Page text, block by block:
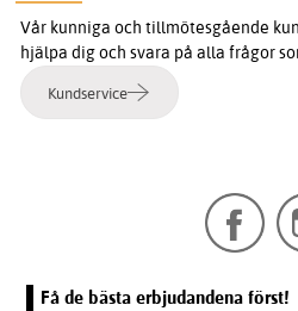
Vår kunniga och tillmötesgående
hjälpa dig och svara på alla frågor
Kundservice
Få de bästa erbjudandena först!